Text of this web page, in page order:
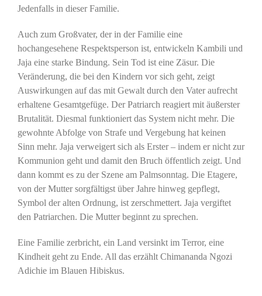
Jedenfalls in dieser Familie.
Auch zum Großvater, der in der Familie eine
hochangesehene Respektsperson ist, entwickeln Kambili und
Jaja eine starke Bindung. Sein Tod ist eine Zäsur. Die
Veränderung, die bei den Kindern vor sich geht, zeigt
Auswirkungen auf das mit Gewalt durch den Vater aufrecht
erhaltene Gesamtgefüge. Der Patriarch reagiert mit äußerster
Brutalität. Diesmal funktioniert das System nicht mehr. Die
gewohnte Abfolge von Strafe und Vergebung hat keinen
Sinn mehr. Jaja verweigert sich als Erster – indem er nicht zur
Kommunion geht und damit den Bruch öffentlich zeigt. Und
dann kommt es zu der Szene am Palmsonntag. Die Etagere,
von der Mutter sorgfältigst über Jahre hinweg gepflegt,
Symbol der alten Ordnung, ist zerschmettert. Jaja vergiftet
den Patriarchen. Die Mutter beginnt zu sprechen.
Eine Familie zerbricht, ein Land versinkt im Terror, eine
Kindheit geht zu Ende. All das erzählt Chimananda Ngozi
Adichie im Blauen Hibiskus.